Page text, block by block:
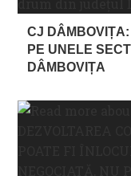
CJ DÂMBOVIȚA:
PE UNELE
DÂMBOVIȚA